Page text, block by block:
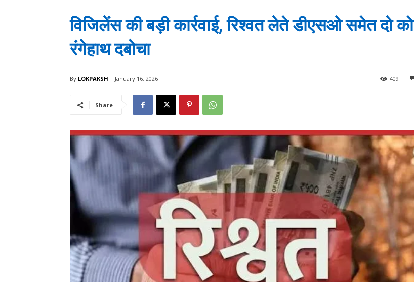
विजिलेंस की बड़ी कार्रवाई, रिश्वत लेते डीएसओ समेत दो को
रंगेहाथ दबोचा
By LOKPAKSH January 16, 2026 409
Share